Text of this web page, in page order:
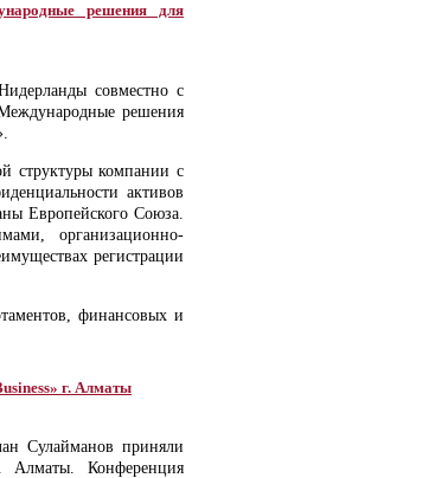
решения для
совместно с
решения
структуры компании с
активов
Европейского Союза.
организационно-
регистрации
финансовых и
г. Алматы
Сулайманов приняли
Алматы. Конференция